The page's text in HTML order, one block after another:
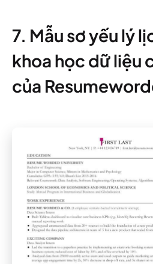
7. Mẫu sơ yếu lý
khoa học dữ liệu
của